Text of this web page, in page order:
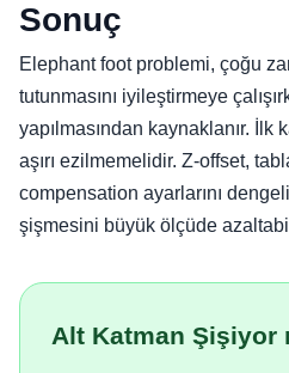
Sonuç
Elephant foot problemi, çoğu
tutunmasını iyileştirmeye
yapılmasından kaynaklanır. İlk
aşırı ezilmemelidir. Z-offset,
compensation ayarlarını
şişmesini büyük ölçüde
Alt Katman Şişiyor